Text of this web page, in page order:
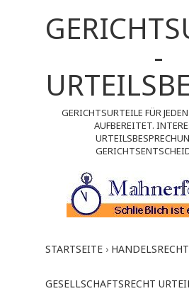
-
GERICHTSURTEILE FÜR
AUFBEREITET.
STARTSEITE ›
GESELLSCHAFTSRECHT